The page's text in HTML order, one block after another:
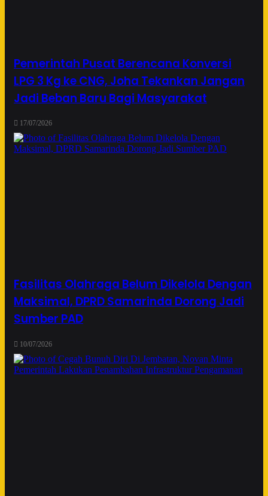
Pemerintah Pusat Berencana Konversi
LPG 3 Kg ke CNG, Joha Tekankan Jangan
Jadi Beban Baru Bagi Masyarakat
17/07/2026
Fasilitas Olahraga Belum Dikelola Dengan
Maksimal, DPRD Samarinda Dorong Jadi
Sumber PAD
10/07/2026